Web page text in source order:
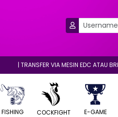
| TRANSFER VIA MESIN EDC ATAU BRI
FISHING COCKFIGHT E-GAME